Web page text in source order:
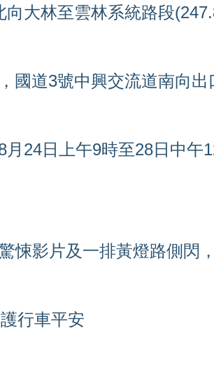
大林至雲林系統路段
國道3號中興交流道南向
24日上午9時至28日中午
悚影片及一排黃燈路側閃
行車平安